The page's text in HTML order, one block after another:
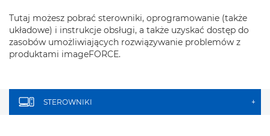
Tutaj możesz pobrać sterowniki, oprogramowanie (także
układowe) i instrukcje obsługi, a także uzyskać dostęp do
zasobów umożliwiających rozwiązywanie problemów z
produktami imageFORCE.
STEROWNIKI +